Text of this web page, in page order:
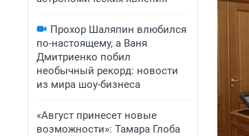
Прохор Шаляпин влюбился
по-настоящему, а Ваня
Дмитриенко побил
необычный рекорд: новости
из мира шоу-бизнеса
«Август принесет новые
возможности»: Тамара Глоба